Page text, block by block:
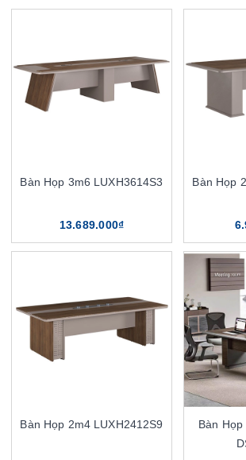
Bàn Họp 3m6 LUXH3614S3
13.689.000₫
Bàn Họp
Bàn Họp 2m4 LUXH2412S9
Bàn